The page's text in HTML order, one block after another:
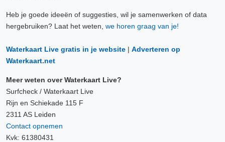
Heb je goede ideeën of suggesties, wil je samenwerken of data
hergebruiken? Laat het weten, we horen graag van je!
Waterkaart Live gratis in je website | Adverteren op
Waterkaart.net
Meer weten over Waterkaart Live?
Surfcheck / Waterkaart Live
Rijn en Schiekade 115 F
2311 AS Leiden
Contact opnemen
Kvk: 61380431